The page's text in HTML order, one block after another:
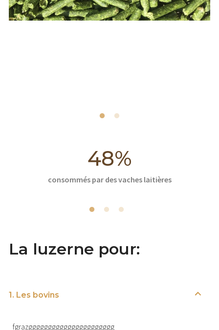
48%
consommés par des vaches laitières
La luzerne pour:
1. Les bovins
fgrazgggggggggggggggggggggg